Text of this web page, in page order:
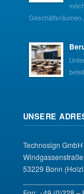
Geschäftsräumen...
UNSERE
Technosign GmbH
53229 Bonn